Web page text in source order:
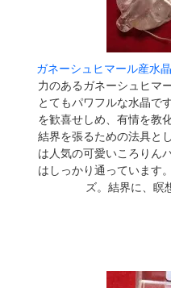
ガネーシュヒマール産水
力のあるガネーシュヒマ
とてもパワフルな水晶で
を歓喜せしめ、有情を教
結界を張るための法具と
は人気の可愛いころりん
はしっかり通っています
ズ。結界に、瞑